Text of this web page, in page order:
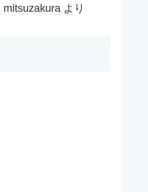
mitsuzakura より